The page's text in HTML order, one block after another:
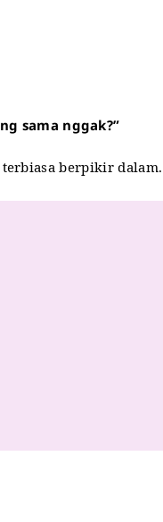
sama nggak?”
berpikir dalam.